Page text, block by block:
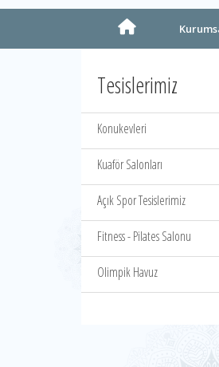
Tesislerimiz
Konukevleri
Kuaför Salonları
Açık Spor Tesislerimiz
Fitness - Pilates Salonu
Olimpik Havuz